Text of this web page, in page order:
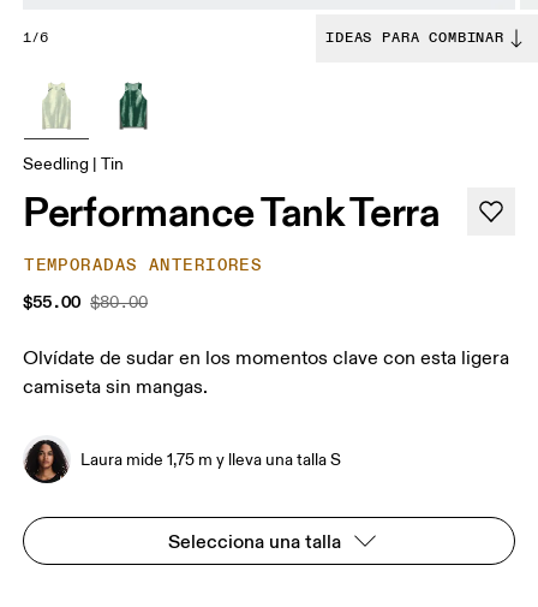
1/6 IDEAS PARA COMBINAR
Seedling | Tin
Performance Tank Terra
TEMPORADAS ANTERIORES
$55.00 $80.00
Olvídate de sudar en los momentos clave con esta ligera
camiseta sin mangas.
Laura mide 1,75 m y lleva una talla S
Selecciona una talla